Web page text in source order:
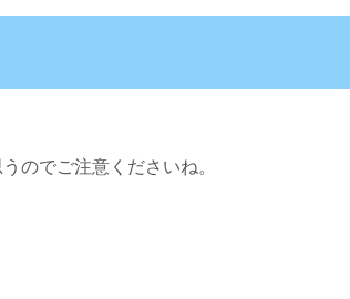
のでご注意くださいね。